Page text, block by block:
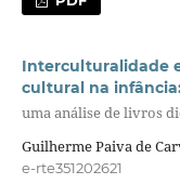
Interculturalidade
cultural na
uma análise de livros
Guilherme Paiva de
e-rte351202621